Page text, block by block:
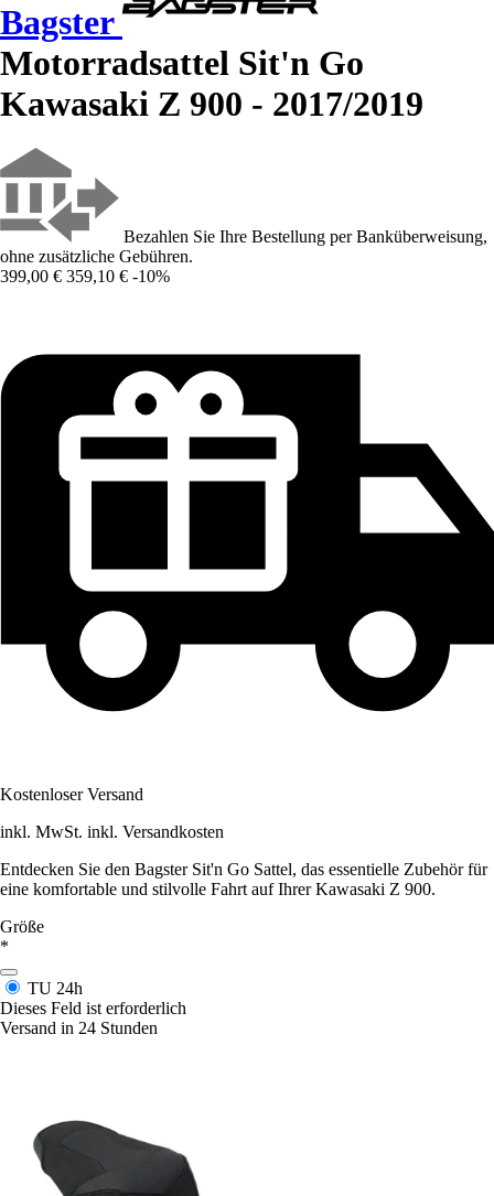
Bagster
Motorradsattel Sit'n Go
Kawasaki Z 900 - 2017/2019
Bezahlen Sie Ihre Bestellung per Banküberweisung,
ohne zusätzliche Gebühren.
399,00 € 359,10 € -10%
Kostenloser Versand
inkl. MwSt. inkl. Versandkosten
Entdecken Sie den Bagster Sit'n Go Sattel, das essentielle Zubehör für
eine komfortable und stilvolle Fahrt auf Ihrer Kawasaki Z 900.
Größe
*
TU 24h
Dieses Feld ist erforderlich
Versand in 24 Stunden